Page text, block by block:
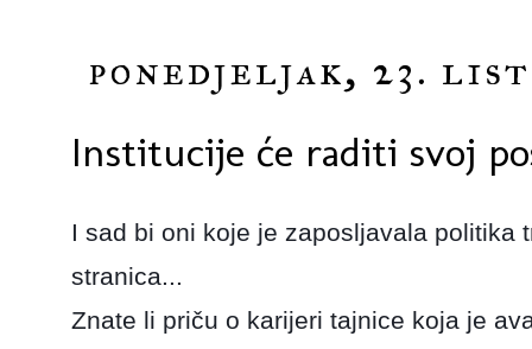
ponedjeljak, 23.
Institucije će raditi svoj
I sad bi oni koje je zaposljavala politika
stranica...
Znate li priču o karijeri tajnice koja je